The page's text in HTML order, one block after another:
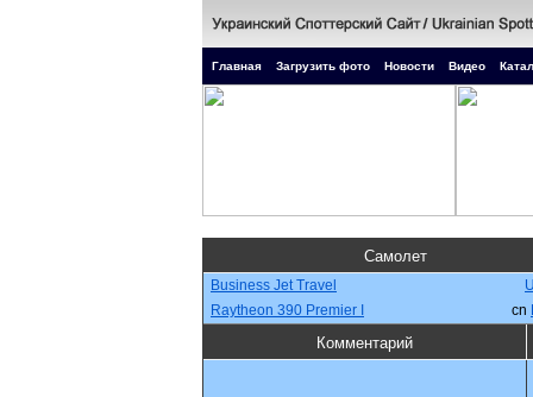
Главная Загрузить фото Новости Видео
Самолет
Business Jet Travel
Raytheon 390 Premier I
cn
Комментарий